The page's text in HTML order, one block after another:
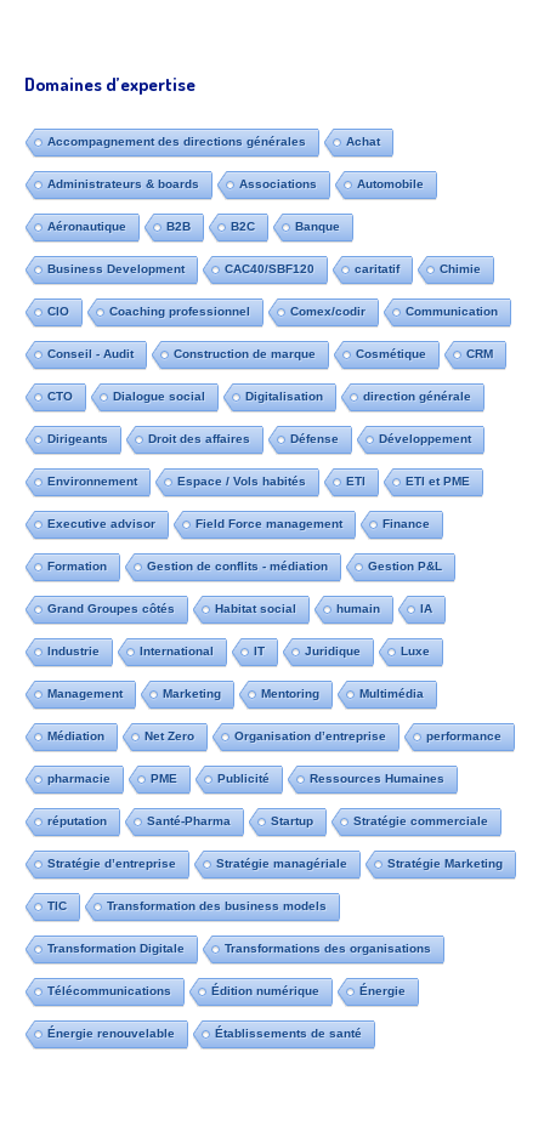
Domaines d’expertise
Accompagnement des directions générales Achat
Administrateurs & boards Associations Automobile
Aéronautique B2B B2C Banque
Business Development CAC40/SBF120 caritatif Chimie
CIO Coaching professionnel Comex/codir Communication
Conseil - Audit Construction de marque Cosmétique CRM
CTO Dialogue social Digitalisation direction générale
Dirigeants Droit des affaires Défense Développement
Environnement Espace / Vols habités ETI ETI et PME
Executive advisor Field Force management Finance
Formation Gestion de conflits - médiation Gestion P&L
Grand Groupes côtés Habitat social humain IA
Industrie International IT Juridique Luxe
Management Marketing Mentoring Multimédia
Médiation Net Zero Organisation d’entreprise performance
pharmacie PME Publicité Ressources Humaines
réputation Santé-Pharma Startup Stratégie commerciale
Stratégie d’entreprise Stratégie managériale Stratégie Marketing
TIC Transformation des business models
Transformation Digitale Transformations des organisations
Télécommunications Édition numérique Énergie
Énergie renouvelable Établissements de santé